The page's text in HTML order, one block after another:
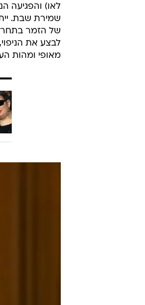
לאו) והפגיעה
שמירת שבת.
של הזמר
לבצע את
מאופי ומהות